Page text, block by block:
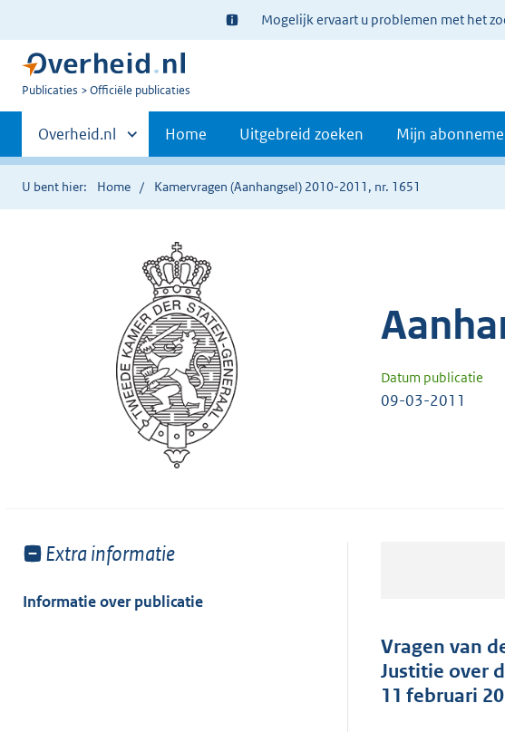
Ter
informatie:
Mogelijk ervaart u problemen met het
U
Publicaties Officiële publicaties
Primaire
navigatie
Andere
sites
binnen
Overheid.nl Home Uitgebreid zoeken Mijn
U bent hier: Home Kamervragen (Aanhangsel) 2010-2011, nr. 1651
Datum publicatie
09-03-2011
Toon
van:
Extra informatie
Informatie over publicatie
Vragen van
Justitie over
11 februari